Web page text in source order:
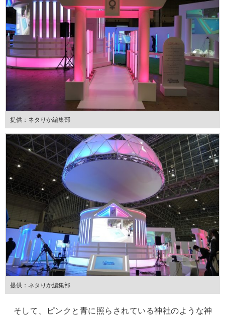
提供：ネタりか編集部
提供：ネタりか編集部
そして、ピンクと青に照らされている神社のような神